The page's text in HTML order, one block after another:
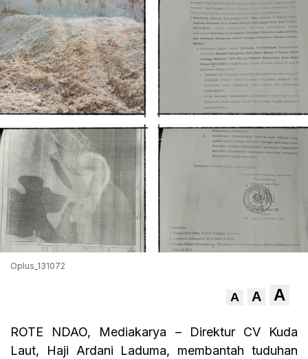
Oplus_131072
A A A
ROTE NDAO, Mediakarya – Direktur CV Kuda
Laut, Haji Ardani Laduma, membantah tuduhan